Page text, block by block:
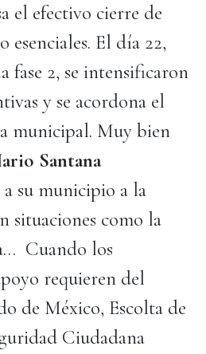
el efectivo cierre de
esenciales. El día 22,
fase 2, se intensificaron
y se acordona el
municipal. Muy bien
Santana
a su municipio a la
situaciones como la
Cuando los
requieren del
de México, Escolta de
Ciudadana